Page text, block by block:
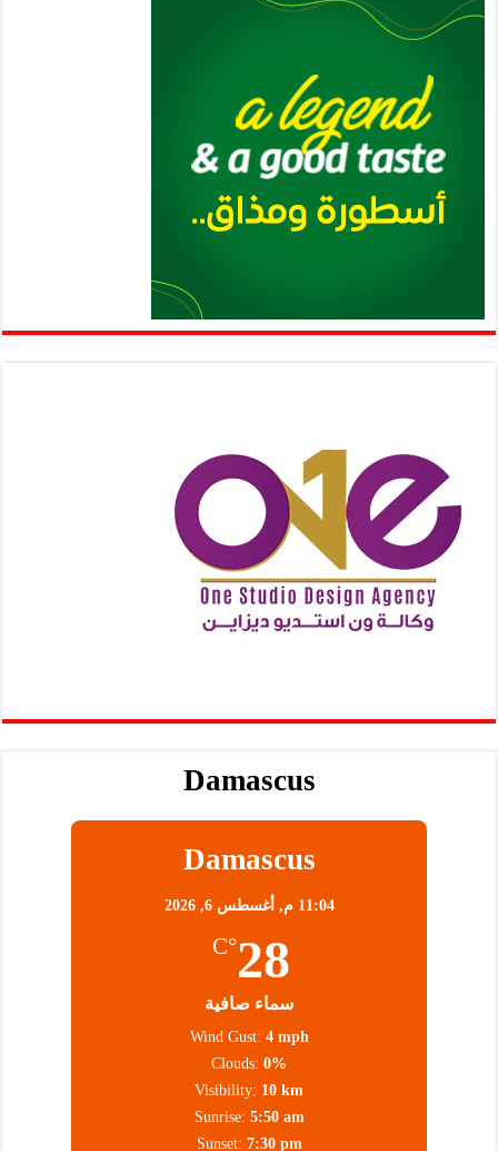
Damascus
Damascus
11:04 م, أغسطس 6, 2026
28
°C
سماء صافية
Wind Gust: 4 mph
Clouds: 0%
Visibility: 10 km
Sunrise: 5:50 am
Sunset: 7:30 pm